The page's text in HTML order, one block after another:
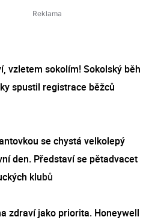
vzletem sokolím! Sokolský běh
spustil registrace běžců
se chystá velkolepý
den. Představí se pětadvacet
klubů
zdraví jako priorita. Honeywell